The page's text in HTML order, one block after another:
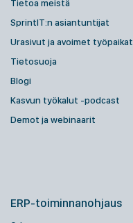
Tietoa meistä
SprintIT:n asiantuntijat
Urasivut ja avoimet työpaikat
Tietosuoja
Blogi
Kasvun työkalut -podcast
Demot ja webinaarit
ERP-toiminnanohjaus